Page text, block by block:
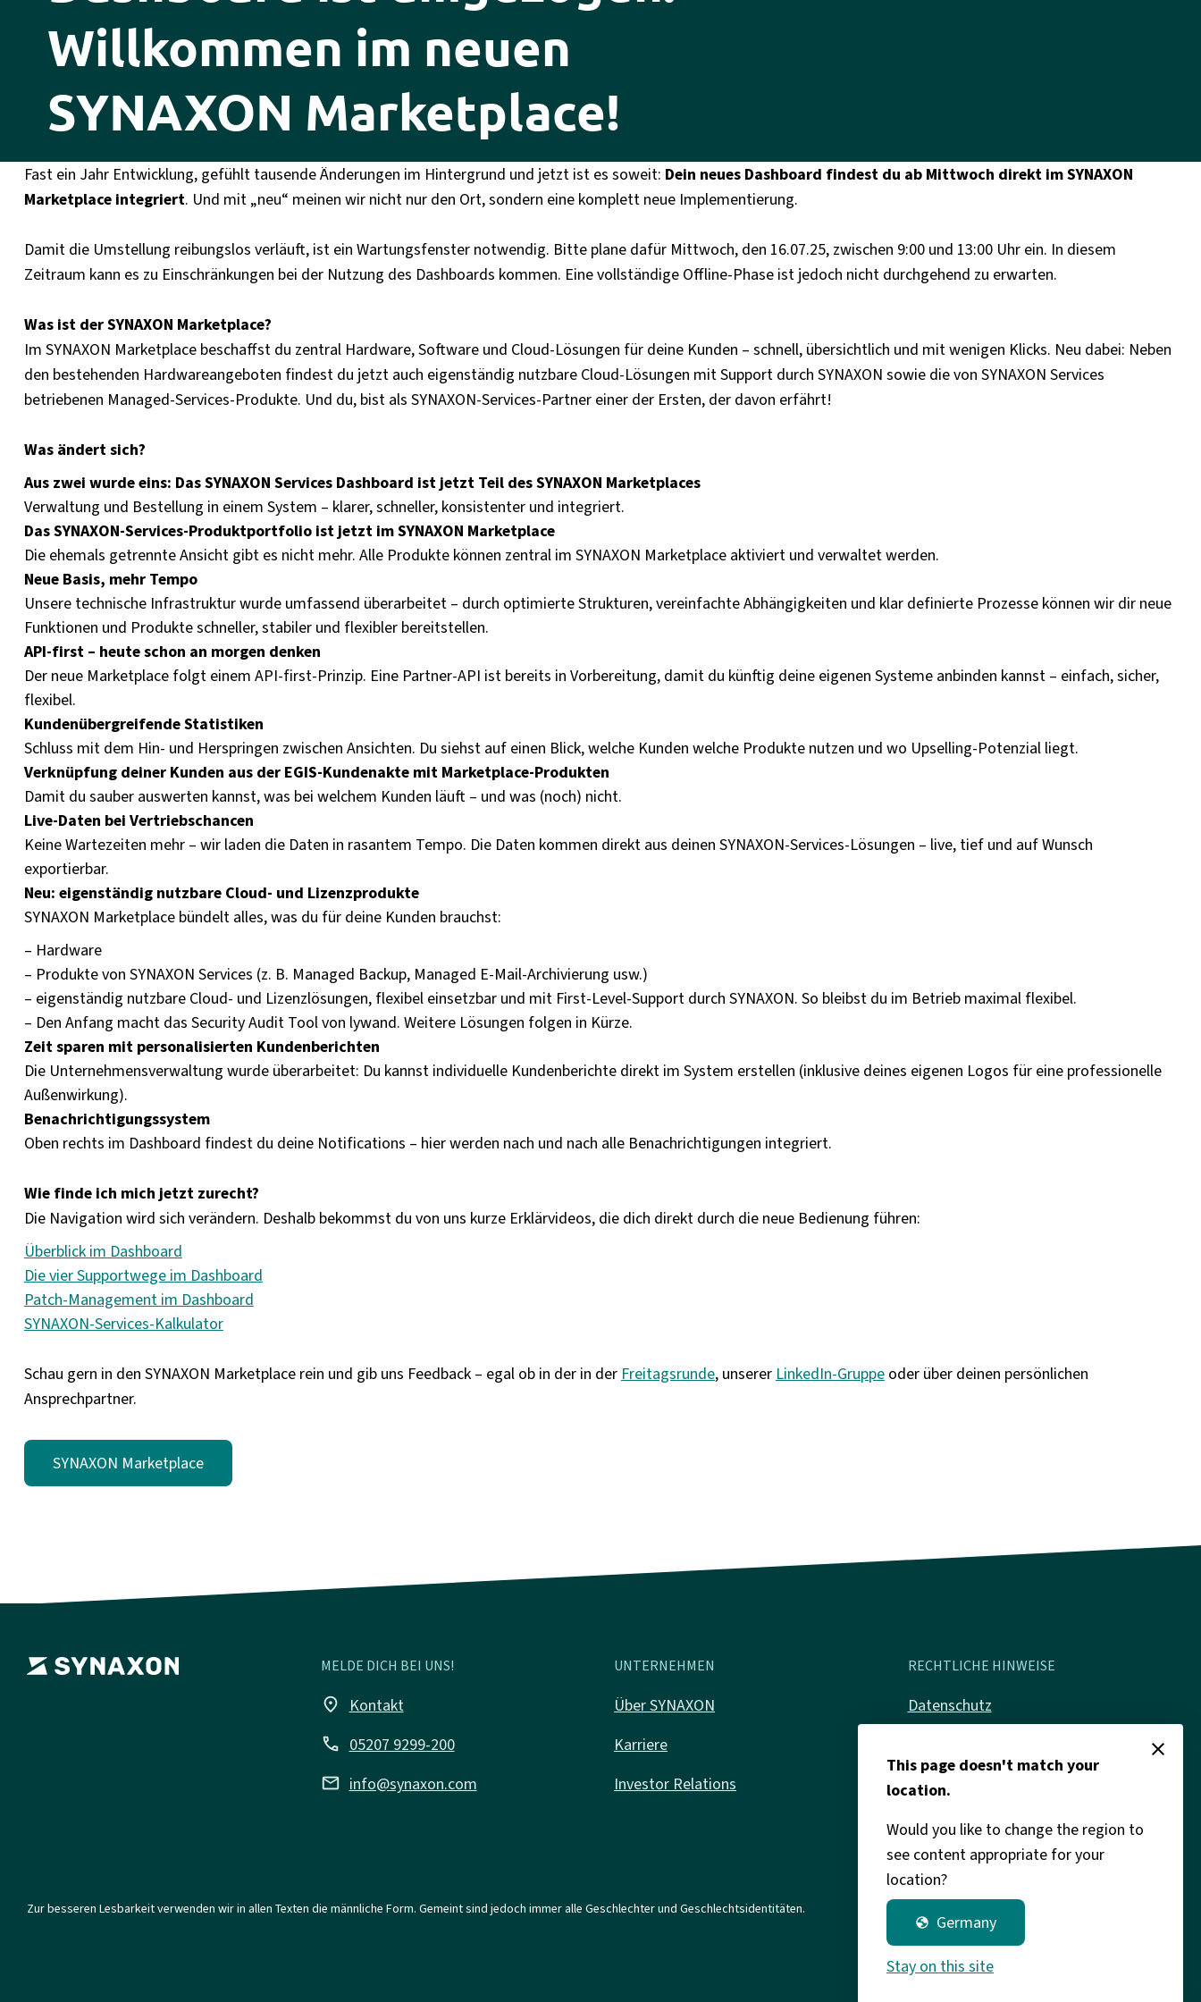
Willkommen im neuen
SYNAXON Marketplace!
Fast ein Jahr Entwicklung, gefühlt tausende Änderungen im Hintergrund und jetzt ist es soweit: Dein neues Dashboard findest du ab Mittwoch direkt im SYNAXON
Marketplace integriert. Und mit „neu“ meinen wir nicht nur den Ort, sondern eine komplett neue Implementierung.
Damit die Umstellung reibungslos verläuft, ist ein Wartungsfenster notwendig. Bitte plane dafür Mittwoch, den 16.07.25, zwischen 9:00 und 13:00 Uhr ein. In diesem
Zeitraum kann es zu Einschränkungen bei der Nutzung des Dashboards kommen. Eine vollständige Offline-Phase ist jedoch nicht durchgehend zu erwarten.
Was ist der SYNAXON Marketplace?
Im SYNAXON Marketplace beschaffst du zentral Hardware, Software und Cloud-Lösungen für deine Kunden – schnell, übersichtlich und mit wenigen Klicks. Neu dabei: Neben
den bestehenden Hardwareangeboten findest du jetzt auch eigenständig nutzbare Cloud-Lösungen mit Support durch SYNAXON sowie die von SYNAXON Services
betriebenen Managed-Services-Produkte. Und du, bist als SYNAXON-Services-Partner einer der Ersten, der davon erfährt!
Was ändert sich?
Aus zwei wurde eins: Das SYNAXON Services Dashboard ist jetzt Teil des SYNAXON Marketplaces
Verwaltung und Bestellung in einem System – klarer, schneller, konsistenter und integriert.
Das SYNAXON-Services-Produktportfolio ist jetzt im SYNAXON Marketplace
Die ehemals getrennte Ansicht gibt es nicht mehr. Alle Produkte können zentral im SYNAXON Marketplace aktiviert und verwaltet werden.
Neue Basis, mehr Tempo
Unsere technische Infrastruktur wurde umfassend überarbeitet – durch optimierte Strukturen, vereinfachte Abhängigkeiten und klar definierte Prozesse können wir dir neue
Funktionen und Produkte schneller, stabiler und flexibler bereitstellen.
API-first – heute schon an morgen denken
Der neue Marketplace folgt einem API-first-Prinzip. Eine Partner-API ist bereits in Vorbereitung, damit du künftig deine eigenen Systeme anbinden kannst – einfach, sicher,
flexibel.
Kundenübergreifende Statistiken
Schluss mit dem Hin- und Herspringen zwischen Ansichten. Du siehst auf einen Blick, welche Kunden welche Produkte nutzen und wo Upselling-Potenzial liegt.
Verknüpfung deiner Kunden aus der EGIS-Kundenakte mit Marketplace-Produkten
Damit du sauber auswerten kannst, was bei welchem Kunden läuft – und was (noch) nicht.
Live-Daten bei Vertriebschancen
Keine Wartezeiten mehr – wir laden die Daten in rasantem Tempo. Die Daten kommen direkt aus deinen SYNAXON-Services-Lösungen – live, tief und auf Wunsch
exportierbar.
Neu: eigenständig nutzbare Cloud- und Lizenzprodukte
SYNAXON Marketplace bündelt alles, was du für deine Kunden brauchst:
– Hardware
– Produkte von SYNAXON Services (z. B. Managed Backup, Managed E-Mail-Archivierung usw.)
– eigenständig nutzbare Cloud- und Lizenzlösungen, flexibel einsetzbar und mit First-Level-Support durch SYNAXON. So bleibst du im Betrieb maximal flexibel.
– Den Anfang macht das Security Audit Tool von lywand. Weitere Lösungen folgen in Kürze.
Zeit sparen mit personalisierten Kundenberichten
Die Unternehmensverwaltung wurde überarbeitet: Du kannst individuelle Kundenberichte direkt im System erstellen (inklusive deines eigenen Logos für eine professionelle
Außenwirkung).
Benachrichtigungssystem
Oben rechts im Dashboard findest du deine Notifications – hier werden nach und nach alle Benachrichtigungen integriert.
Wie finde ich mich jetzt zurecht?
Die Navigation wird sich verändern. Deshalb bekommst du von uns kurze Erklärvideos, die dich direkt durch die neue Bedienung führen:
Überblick im Dashboard
Die vier Supportwege im Dashboard
Patch-Management im Dashboard
SYNAXON-Services-Kalkulator
Schau gern in den SYNAXON Marketplace rein und gib uns Feedback – egal ob in der in der Freitagsrunde, unserer LinkedIn-Gruppeoder über deinen persönlichen
Ansprechpartner.
SYNAXON Marketplace
MELDE DICH BEI UNS!
place Kontakt
call 05207 9299-200
mail info@synaxon.com
UNTERNEHMEN
Über SYNAXON
Karriere
Investor Relations
RECHTLICHE HINWEISE
Datenschutz
Rechtliches
Zur besseren Lesbarkeit verwenden wir in allen Texten die männliche Form. Gemeint sind jedoch immer alle Geschlechter und Geschlechtsidentitäten.
close
This page doesn't match your
location.
Would you like to change the region to
see content appropriate for your
location?
globe Germany
Stay on this site